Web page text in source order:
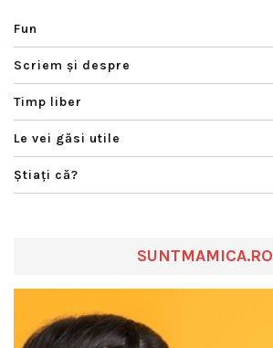
Fun
Scriem şi despre
Timp liber
Le vei găsi utile
Ştiaţi că?
SUNTMAMICA.RO